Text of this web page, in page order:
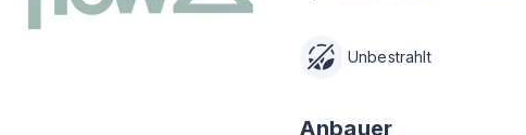
Unbestrahlt
Anbauer